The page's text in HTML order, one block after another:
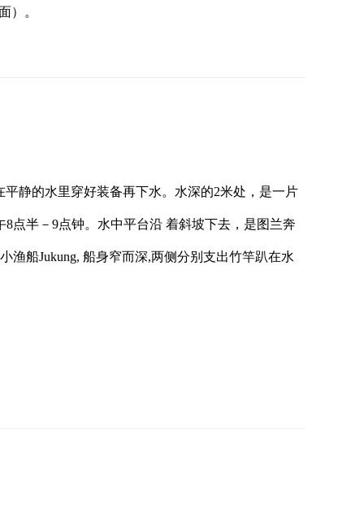
）。
静的水里穿好装备再下水。水深的2米处，是一片
点半－9点钟。水中平台沿 着斜坡下去，是图兰奔
船Jukung, 船身窄而深,两侧分别支出竹竿趴在水